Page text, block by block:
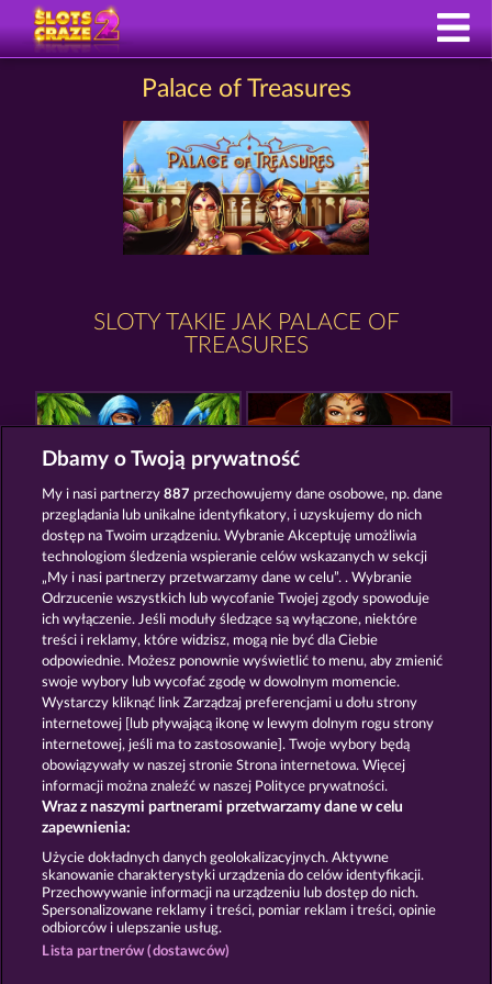
Palace of Treasures
SLOTY TAKIE JAK PALACE OF
TREASURES
40 THIEVES MAGIC BOOK
GATES OF PERSIA MAGIC BOOK 6
Zasady i warunki Polityka prywatności
Nota prawna Firma FAQ Facebook
Prześlij wniosek o wypłatę
Dbamy o Twoją prywatność
My i nasi partnerzy887 przechowujemy dane osobowe, np. dane
przeglądania lub unikalne identyfikatory, i uzyskujemy do nich
dostęp na Twoim urządzeniu. Wybranie Akceptuję umożliwia
technologiom śledzenia wspieranie celów wskazanych w sekcji
„My i nasi partnerzy przetwarzamy dane w celu”. . Wybranie
Odrzucenie wszystkich lub wycofanie Twojej zgody spowoduje
ich wyłączenie. Jeśli moduły śledzące są wyłączone, niektóre
treści i reklamy, które widzisz, mogą nie być dla Ciebie
odpowiednie. Możesz ponownie wyświetlić to menu, aby zmienić
swoje wybory lub wycofać zgodę w dowolnym momencie.
Wystarczy kliknąć link Zarządzaj preferencjami u dołu strony
internetowej [lub pływającą ikonę w lewym dolnym rogu strony
internetowej, jeśli ma to zastosowanie]. Twoje wybory będą
obowiązywały w naszej stronie Strona internetowa. Więcej
informacji można znaleźć w naszej Polityce prywatności.
Wraz z naszymi partnerami przetwarzamy dane w celu
zapewnienia:
Użycie dokładnych danych geolokalizacyjnych. Aktywne
skanowanie charakterystyki urządzenia do celów identyfikacji.
Przechowywanie informacji na urządzeniu lub dostęp do nich.
Spersonalizowane reklamy i treści, pomiar reklam i treści, opinie
odbiorców i ulepszanie usług.
Lista partnerów (dostawców)